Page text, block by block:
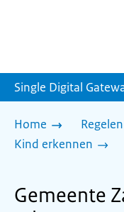
Single Digital
Home
Kind erkennen
Gemeente